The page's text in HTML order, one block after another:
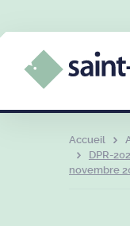
Accueil
DPR-
novembre